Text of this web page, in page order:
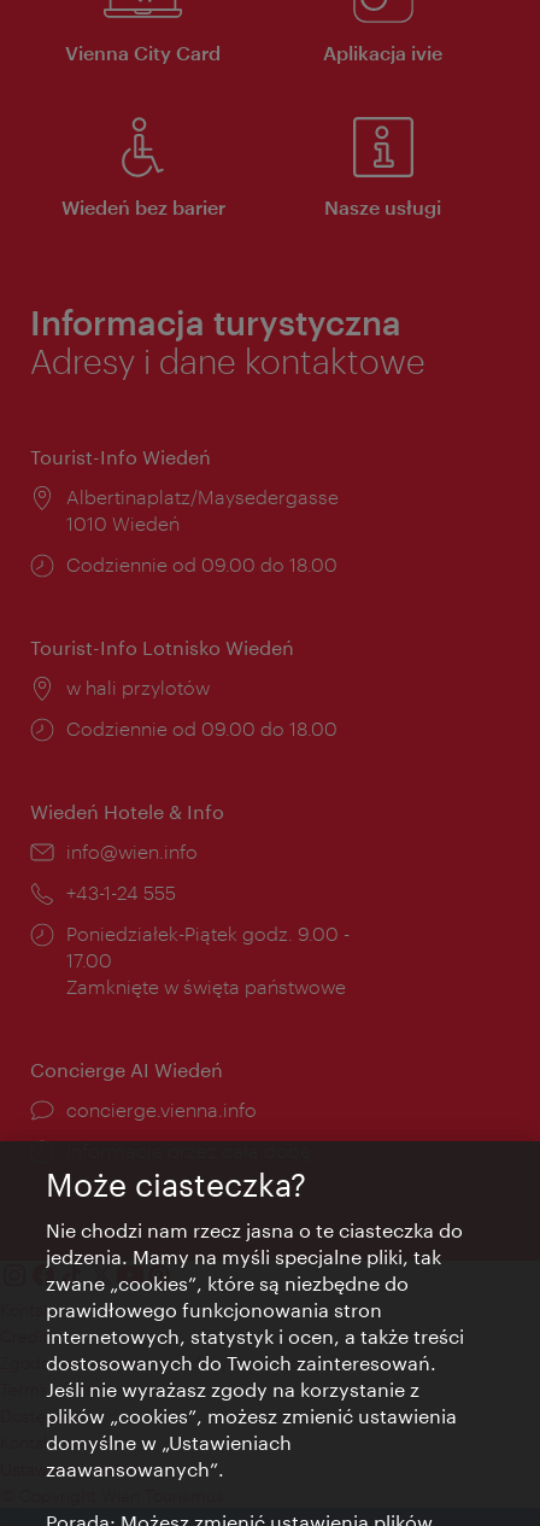
Vienna City Card Aplikacja ivie
Wiedeń bez barier Nasze usługi
Informacja turystyczna
Adresy i dane kontaktowe
Tourist-Info Wiedeń
Miejsce:
Albertinaplatz/Maysedergasse
1010 Wiedeń
Godziny
Codziennie od 09.00 do 18.00
Tourist-Info Lotnisko Wiedeń
Miejsce:
w hali przylotów
Godziny
Codziennie od 09.00 do 18.00
Wiedeń Hotele & Info
E-
info@wien.info
Telefon:
+43-1-24 555
Godziny
otwarcia:
Poniedziałek-Piątek godz. 9.00 -
17.00
Zamknięte w święta państwowe
Concierge AI Wiedeń
concierge.vienna.info
Kontakt
Credits
Zgoda na przetwarzanie danych osobowych
Terms of Use
Dostępność
Kontakt prasowy
Ustawienia cookies
Może ciasteczka?
Nie chodzi nam rzecz jasna o te ciasteczka do
jedzenia. Mamy na myśli specjalne pliki, tak
zwane „cookies”, które są niezbędne do
prawidłowego funkcjonowania stron
internetowych, statystyk i ocen, a także treści
dostosowanych do Twoich zainteresowań.
Jeśli nie wyrażasz zgody na korzystanie z
plików „cookies”, możesz zmienić ustawienia
domyślne w „Ustawieniach
zaawansowanych”.